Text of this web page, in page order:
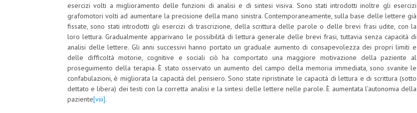
esercizi volti a miglioramento delle funzioni di analisi e di sintesi visiva. Sono stati introdotti inoltre gli esercizi
grafomotori volti ad aumentare la precisione della mano sinistra. Contemporaneamente, sulla base delle lettere già
fissate, sono stati introdotti gli esercizi di trascrizione, della scrittura delle parole o delle brevi frasi udite, con la
loro lettura. Gradualmente apparivano le possibilità di lettura generale delle brevi frasi, tuttavia senza capacità di
analisi delle lettere. Gli anni successivi hanno portato un graduale aumento di consapevolezza dei propri limiti e
delle difficoltà motorie, cognitive e sociali ciò ha comportato una maggiore motivazione della paziente al
proseguimento della terapia. È stato osservato un aumento del campo della memoria immediata, sono svanite le
confabulazioni, è migliorata la capacità del pensiero. Sono state ripristinate le capacità di lettura e di scrittura (sotto
dettato e libera) dei testi con la corretta analisi e la sintesi delle lettere nelle parole. È aumentata l’autonomia della
paziente[viii].